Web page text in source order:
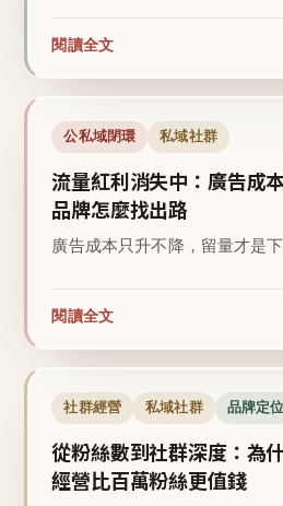
閱讀全文
公私域閉環 私域社群
流量紅利消失中：廣告成
品牌怎麼找出路
廣告成本只升不降，留量才是
閱讀全文
社群經營 私域社群 品牌定位
從粉絲數到社群深度：為
經營比百萬粉絲更值錢